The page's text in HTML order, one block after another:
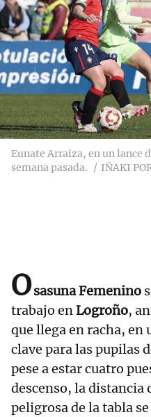
Eunate Arraiza, en un lance
semana pasada.
IÑAKI
Osasuna Femenino
trabajo enLogroño,
que llega en racha, en
clave para las pupilas
pese a estar cuatro
descenso, la distancia
peligrosa de la tabla